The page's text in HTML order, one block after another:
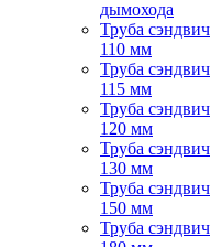
дымохода
Труба сэндвич
110 мм
Труба сэндвич
115 мм
Труба сэндвич
120 мм
Труба сэндвич
130 мм
Труба сэндвич
150 мм
Труба сэндвич